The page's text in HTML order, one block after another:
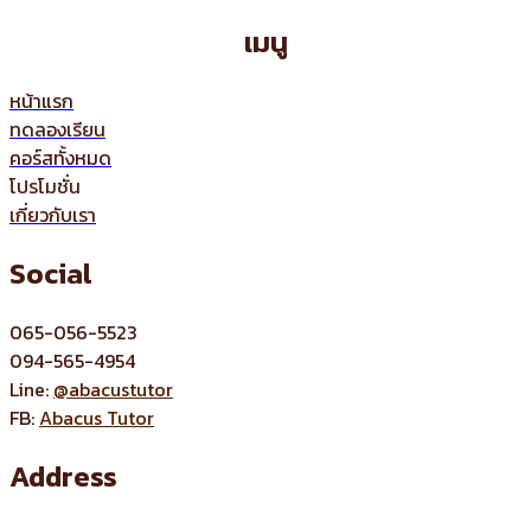
เมนู
หน้าแรก
ทดลองเรียน
คอร์สทั้งหมด
โปรโมชั่น
เกี่ยวกับเรา
Social
065-056-5523
094-565-4954
Line: @abacustutor
FB:Abacus Tutor
Address